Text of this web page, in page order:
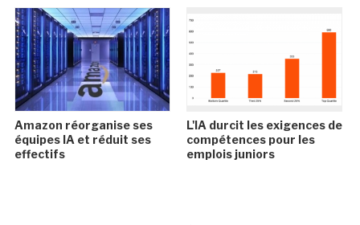
Amazon réorganise ses
équipes IA et réduit ses
effectifs
L'IA durcit les exigences de
compétences pour les
emplois juniors